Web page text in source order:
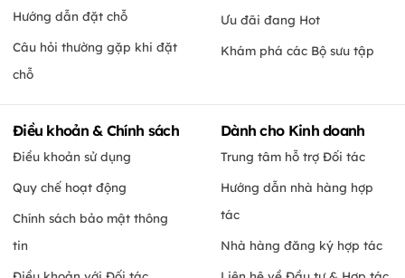
Hướng dẫn đặt chỗ
Câu hỏi thường gặp khi đặt
chỗ
Ưu đãi đang Hot
Khám phá các Bộ sưu tập
Điều khoản & Chính sách
Điều khoản sử dụng
Quy chế hoạt động
Chính sách bảo mật thông
tin
Dành cho Kinh doanh
Trung tâm hỗ trợ Đối tác
Hướng dẫn nhà hàng hợp
tác
Nhà hàng đăng ký hợp tác